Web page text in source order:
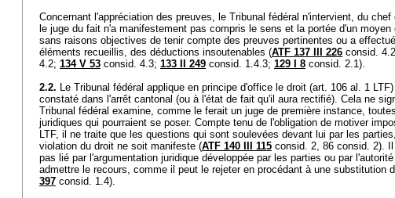
Concernant l'appréciation des preuves, le Tribunal fédéral n'intervient, du chef
le juge du fait n'a manifestement pas compris le sens et la portée d'un moyen
sans raisons objectives de tenir compte des preuves pertinentes ou a
éléments recueillis, des déductions insoutenables (ATF 137 III 226 consid.
4.2; 134 V 53 consid. 4.3; 133 II 249 consid. 1.4.3; 129 I 8 consid. 2.1).
2.2. Le Tribunal fédéral applique en principe d'office le droit (art. 106 al. 1 LTF
constaté dans l'arrêt cantonal (ou à l'état de fait qu'il aura rectifié). Cela ne
Tribunal fédéral examine, comme le ferait un juge de première instance,
juridiques qui pourraient se poser. Compte tenu de l'obligation de motiver
LTF, il ne traite que les questions qui sont soulevées devant lui par les
violation du droit ne soit manifeste (ATF 140 III 115 consid. 2, 86 consid. 2).
pas lié par l'argumentation juridique développée par les parties ou par
admettre le recours, comme il peut le rejeter en procédant à une substitution
397 consid. 1.4).